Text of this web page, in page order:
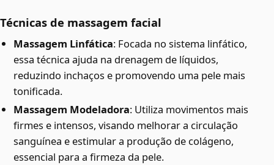
Técnicas de massagem facial
Massagem Linfática: Focada no sistema linfático,
essa técnica ajuda na drenagem de líquidos,
reduzindo inchaços e promovendo uma pele mais
tonificada.
Massagem Modeladora: Utiliza movimentos mais
firmes e intensos, visando melhorar a circulação
sanguínea e estimular a produção de colágeno,
essencial para a firmeza da pele.